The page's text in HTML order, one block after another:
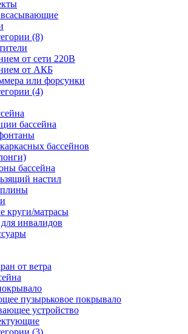
(8)
от сети 220В
от АКБ
или форсунки
(4)
бассейна
бассейнов
бассейна
настил
круги/матрасы
инвалидов
от ветра
пузырьковое покрывало
устройство
(3)